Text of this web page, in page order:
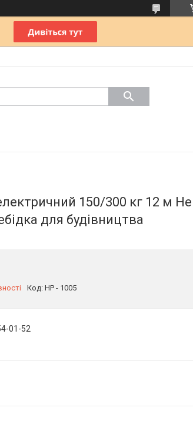
150/300 кг 12 м
для будівництва
Код: HP - 1005
01-52